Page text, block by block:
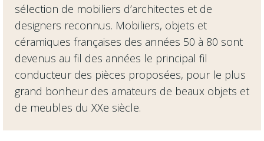
sélection de mobiliers d’architectes et de
designers reconnus. Mobiliers, objets et
céramiques françaises des années 50 à 80 sont
devenus au fil des années le principal fil
conducteur des pièces proposées, pour le plus
grand bonheur des amateurs de beaux objets et
de meubles du XXe siècle.